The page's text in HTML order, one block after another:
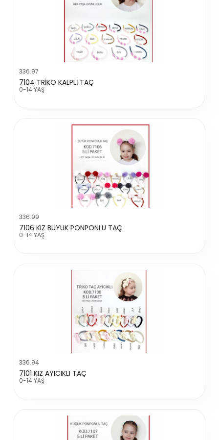
336.97
7104 TRİKO KALPLİ TAÇ
0-14 YAŞ
336.99
7106 KIZ BUYUK PONPONLU TAÇ
0-14 YAŞ
336.94
7101 KIZ AYICIKLI TAÇ
0-14 YAŞ